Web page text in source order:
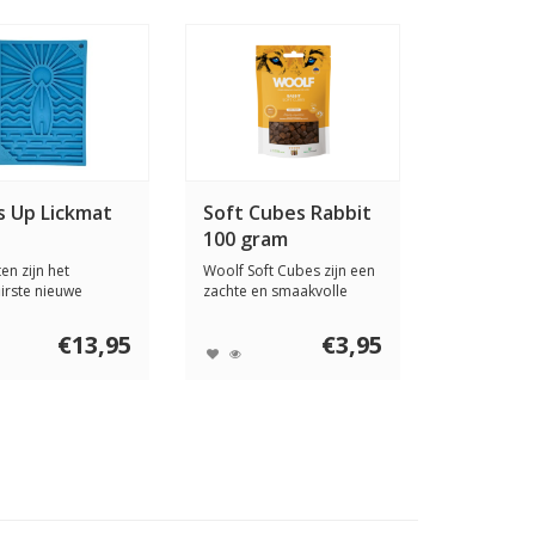
Up Lickmat
zijn het
nieuwe
€13,95
Soft Cubes Rabbit
100 gram
Woolf Soft Cubes zijn een
zachte en smaakvolle
€3,95